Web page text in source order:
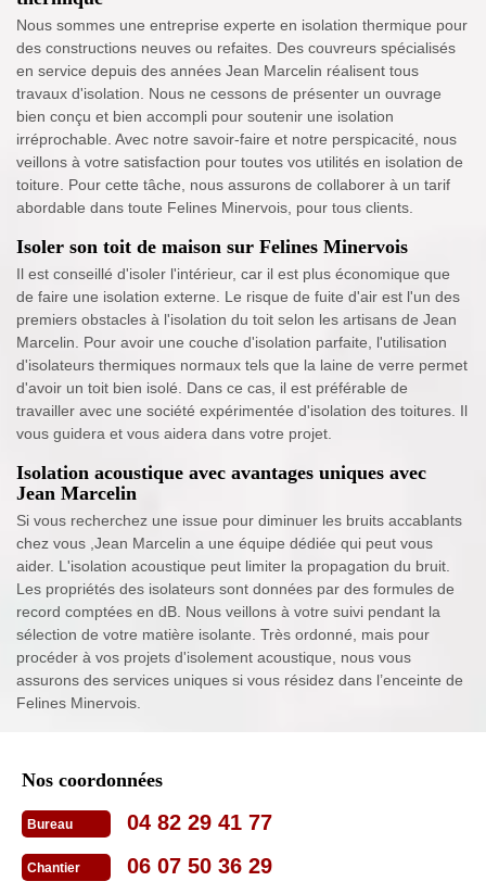
Nous sommes une entreprise experte en isolation thermique pour
des constructions neuves ou refaites. Des couvreurs spécialisés
en service depuis des années Jean Marcelin réalisent tous
travaux d'isolation. Nous ne cessons de présenter un ouvrage
bien conçu et bien accompli pour soutenir une isolation
irréprochable. Avec notre savoir-faire et notre perspicacité, nous
veillons à votre satisfaction pour toutes vos utilités en isolation de
toiture. Pour cette tâche, nous assurons de collaborer à un tarif
abordable dans toute Felines Minervois, pour tous clients.
Isoler son toit de maison sur Felines Minervois
Il est conseillé d'isoler l'intérieur, car il est plus économique que
de faire une isolation externe. Le risque de fuite d'air est l'un des
premiers obstacles à l'isolation du toit selon les artisans de Jean
Marcelin. Pour avoir une couche d'isolation parfaite, l'utilisation
d'isolateurs thermiques normaux tels que la laine de verre permet
d'avoir un toit bien isolé. Dans ce cas, il est préférable de
travailler avec une société expérimentée d'isolation des toitures. Il
vous guidera et vous aidera dans votre projet.
Isolation acoustique avec avantages uniques avec
Jean Marcelin
Si vous recherchez une issue pour diminuer les bruits accablants
chez vous ,Jean Marcelin a une équipe dédiée qui peut vous
aider. L'isolation acoustique peut limiter la propagation du bruit.
Les propriétés des isolateurs sont données par des formules de
record comptées en dB. Nous veillons à votre suivi pendant la
sélection de votre matière isolante. Très ordonné, mais pour
procéder à vos projets d'isolement acoustique, nous vous
assurons des services uniques si vous résidez dans l’enceinte de
Felines Minervois.
Nos coordonnées
Bureau 04 82 29 41 77
Chantier 06 07 50 36 29